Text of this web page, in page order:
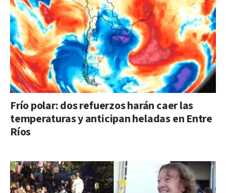
Frío polar: dos refuerzos harán caer las
temperaturas y anticipan heladas en Entre
Ríos